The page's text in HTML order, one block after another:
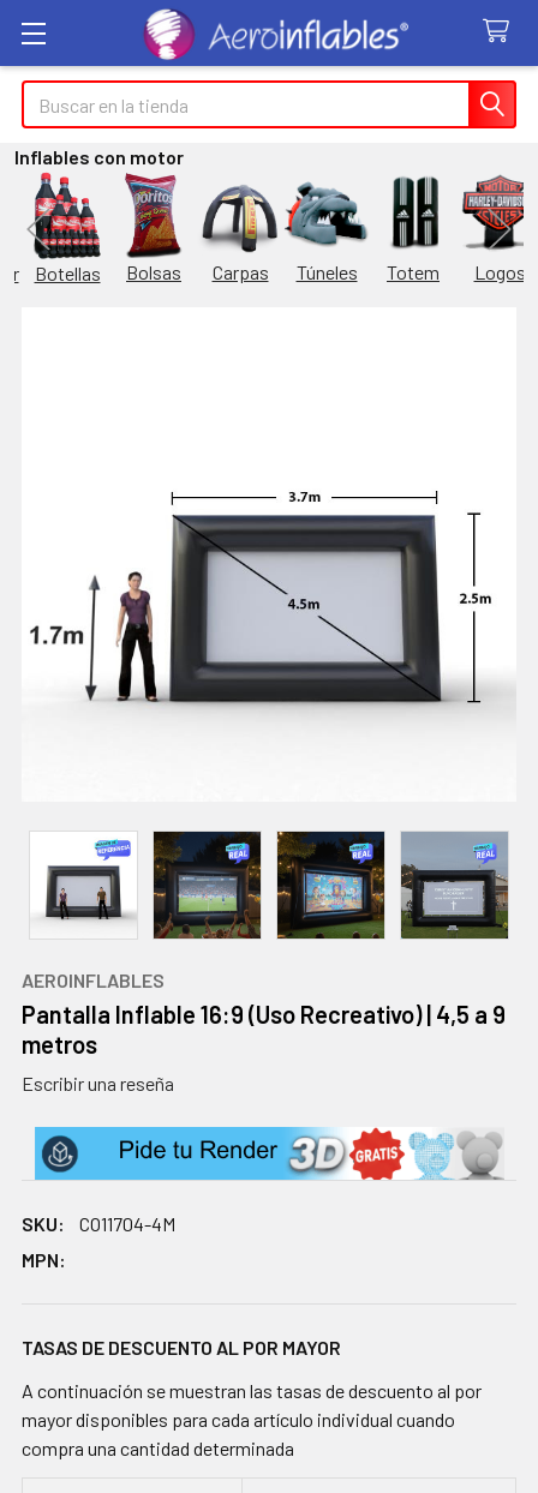
Buscar
Inflables con motor
Botellas Bolsas Carpas Túneles Totem Logos
AEROINFLABLES
Pantalla Inflable 16:9 (Uso Recreativo) | 4,5 a 9
metros
Escribir una reseña
SKU:
CO11704-4M
MPN:
TASAS DE DESCUENTO AL POR MAYOR
A continuación se muestran las tasas de descuento al por
mayor disponibles para cada artículo individual cuando
compra una cantidad determinada